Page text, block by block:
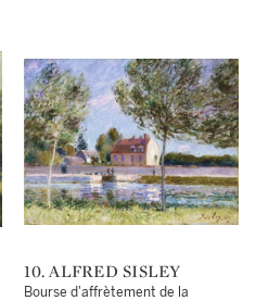
10. ALFRED SISLEY
Bourse d'affrètement de la